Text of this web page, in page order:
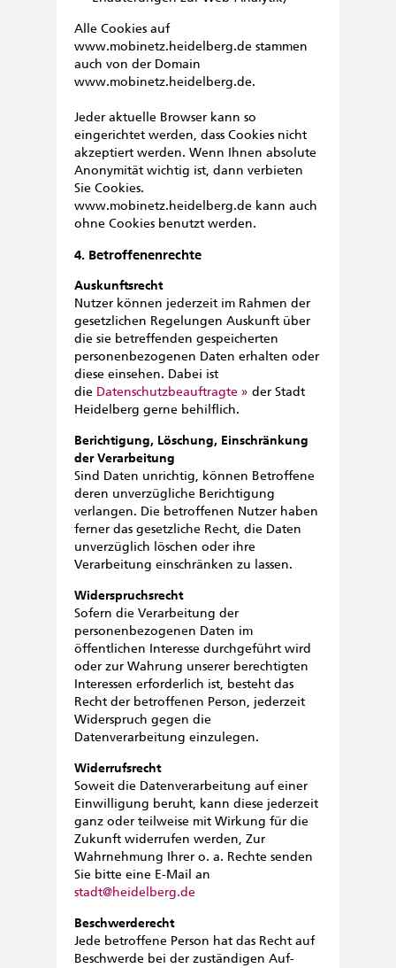
Alle Cookies auf
www.mobinetz.heidelberg.de stammen
auch von der Domain
www.mobinetz.heidelberg.de.
Jeder aktuelle Browser kann so
eingerichtet werden, dass Cookies nicht
akzeptiert werden. Wenn Ihnen absolute
Anonymität wichtig ist, dann verbieten
Sie Cookies.
www.mobinetz.heidelberg.de kann auch
ohne Cookies benutzt werden.
4. Betroffenenrechte
Auskunftsrecht
Nutzer können jederzeit im Rahmen der
gesetzlichen Regelungen Auskunft über
die sie betreffenden gespeicherten
personenbezogenen Daten erhalten oder
diese einsehen. Dabei ist
die Datenschutzbeauftragte
der Stadt
Heidelberg gerne behilflich.
Berichtigung, Löschung, Einschränkung
der Verarbeitung
Sind Daten unrichtig, können Betroffene
deren unverzügliche Berichtigung
verlangen. Die betroffenen Nutzer haben
ferner das gesetzliche Recht, die Daten
unverzüglich löschen oder ihre
Verarbeitung einschränken zu lassen.
Widerspruchsrecht
Sofern die Verarbeitung der
personenbezogenen Daten im
öffentlichen Interesse durchgeführt wird
oder zur Wahrung unserer berechtigten
Interessen erforderlich ist, besteht das
Recht der betroffenen Person, jederzeit
Widerspruch gegen die
Datenverarbeitung einzulegen.
Widerrufsrecht
Soweit die Datenverarbeitung auf einer
Einwilligung beruht, kann diese jederzeit
ganz oder teilweise mit Wirkung für die
Zukunft widerrufen werden, Zur
Wahrnehmung Ihrer o. a. Rechte senden
Sie bitte eine E-Mail an
stadt@heidelberg.de
Beschwerderecht
Jede betroffene Person hat das Recht auf
Beschwerde bei der zuständigen Auf­